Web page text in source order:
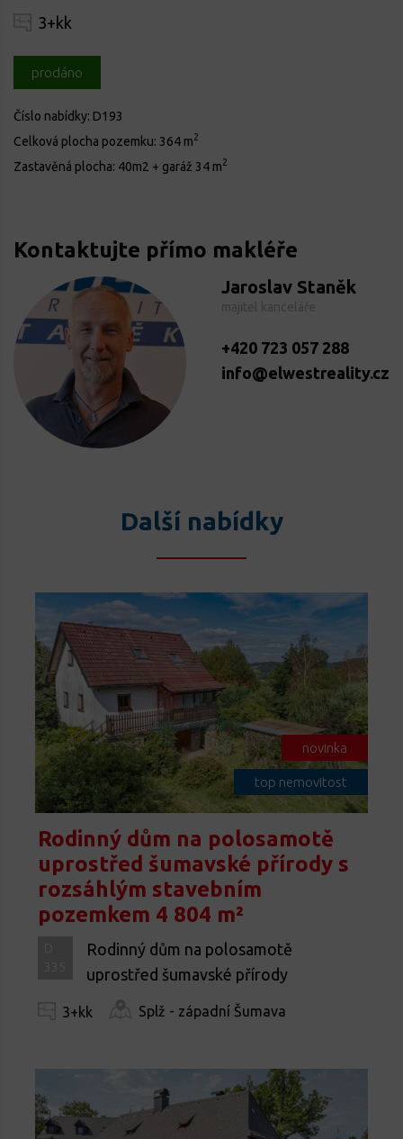
3+kk
prodáno
Číslo nabídky: D193
Celková plocha pozemku: 364 m2
Zastavěná plocha: 40m2 + garáž 34 m2
Kontaktujte přímo makléře
Jaroslav Staněk
+420 723 057 288
info@elwestreality.cz
Další nabídky
novinka
top nemovitost
Rodinný dům na polosamotě
uprostřed šumavské přírody s
rozsáhlým stavebním
pozemkem 4 804 m²
Rodinný dům na polosamotě
uprostřed šumavské přírody
3+kk Splž - západní Šumava